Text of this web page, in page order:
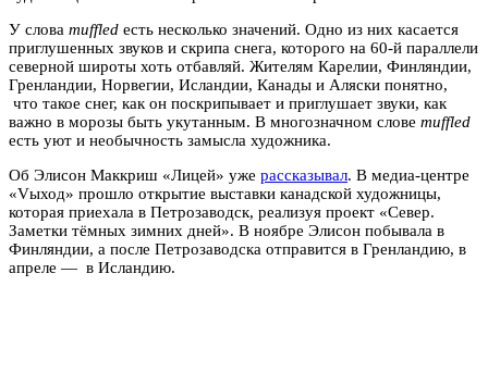
У слова muffled есть несколько значений. Одно из них касается
приглушенных звуков и скрипа снега, которого на 60-й параллели
северной широты хоть отбавляй. Жителям Карелии, Финляндии,
Гренландии, Норвегии, Исландии, Канады и Аляски понятно,
что такое снег, как он поскрипывает и приглушает звуки, как
важно в морозы быть укутанным. В многозначном слове muffled
есть уют и необычность замысла художника.
Об Элисон Маккриш «Лицей» уже рассказывал. В медиа-центре
«Vыход» прошло открытие выставки канадской художницы,
которая приехала в Петрозаводск, реализуя проект «Север.
Заметки тёмных зимних дней». В ноябре Элисон побывала в
Финляндии, а после Петрозаводска отправится в Гренландию, в
апреле — в Исландию.